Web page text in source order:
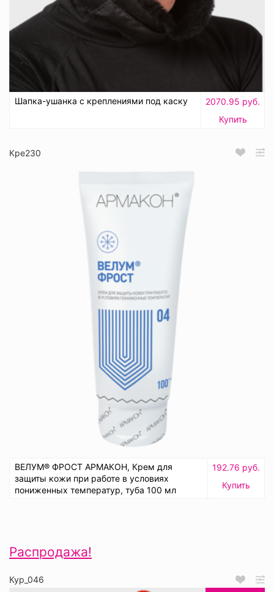
Шапка-ушанка с креплениями под каску
2070.95 руб.
Купить
Кре230
ВЕЛУМ® ФРОСТ АРМАКОН, Крем для
защиты кожи при работе в условиях
пониженных температур, туба 100 мл
192.76 руб.
Купить
Распродажа!
Кур_046